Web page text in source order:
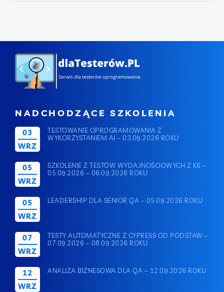
NADCHODZĄCE SZKOLENIA
03
WRZ
TESTOWANIE OPROGRAMOWANIA Z
WYKORZYSTANIEM AI – 03.09.2026 ROKU
05
WRZ
SZKOLENIE Z TESTÓW WYDAJNOŚCIOWYCH Z K6 –
05.09.2026 – 06.09.2026 ROKU
05
WRZ
LEADERSHIP DLA SENIOR QA – 05.09.2026 ROKU
07
WRZ
TESTY AUTOMATYCZNE Z CYPRESS OD PODSTAW –
07.09.2026 – 08.09.2026 ROKU
12
WRZ
ANALIZA BIZNESOWA DLA QA – 12.09.2026 ROKU